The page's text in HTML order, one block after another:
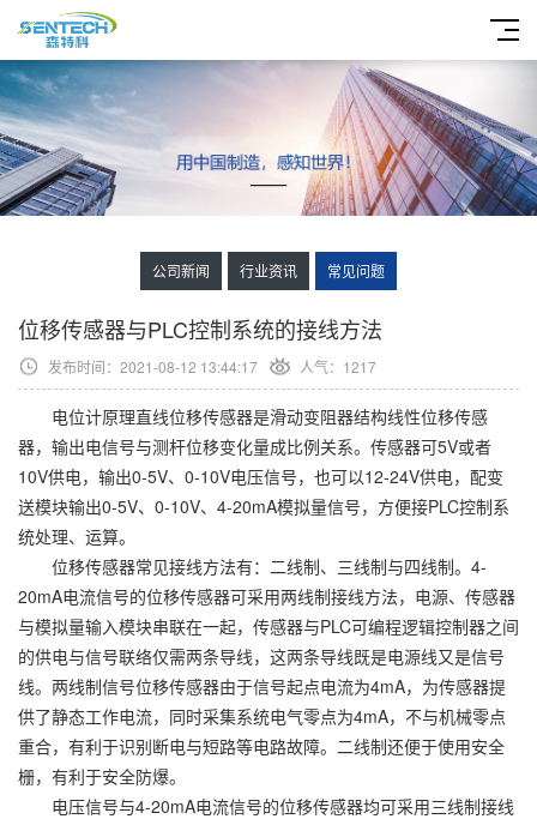
公司新闻 行业资讯 常见问题
位移传感器与PLC控制系统的接线方法
发布时间：2021-08-12 13:44:17 人气：1217
电位计原理直线位移传感器是滑动变阻器结构线性位移传感
器，输出电信号与测杆位移变化量成比例关系。传感器可5V或者
10V供电，输出0-5V、0-10V电压信号，也可以12-24V供电，配变
送模块输出0-5V、0-10V、4-20mA模拟量信号，方便接PLC控制系
统处理、运算。
位移传感器常见接线方法有：二线制、三线制与四线制。4-
20mA电流信号的位移传感器可采用两线制接线方法，电源、传感器
与模拟量输入模块串联在一起，传感器与PLC可编程逻辑控制器之间
的供电与信号联络仅需两条导线，这两条导线既是电源线又是信号
线。两线制信号位移传感器由于信号起点电流为4mA，为传感器提
供了静态工作电流，同时采集系统电气零点为4mA，不与机械零点
重合，有利于识别断电与短路等电路故障。二线制还便于使用安全
栅，有利于安全防爆。
电压信号与4-20mA电流信号的位移传感器均可采用三线制接线